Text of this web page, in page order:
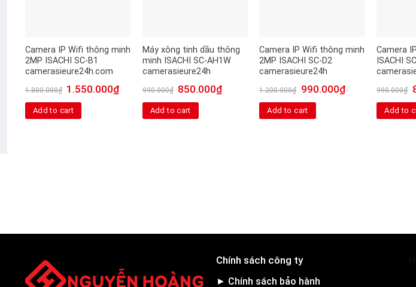
Camera IP Wifi thông minh
2MP ISACHI SC-B1
camerasieure24h.com
1.800.000₫ 1.550.000₫
Add to cart
Máy xông tinh dầu thông
minh ISACHI SC-AH1W
camerasieure24h
990.000₫ 850.000₫
Add to cart
Camera IP Wifi thông minh
2MP ISACHI SC-D2
camerasieure24h
1.200.000₫ 990.000₫
Add to cart
Camera
ISACHI
990.000₫
Add to
Chính sách công ty
► Chính sách bảo hành